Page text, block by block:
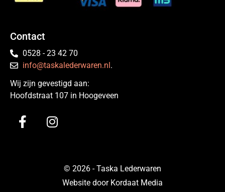
Contact
0528 - 23 42 70
info@taskalederwaren.nl .
Wij zijn gevestigd aan:
Hoofdstraat 107 in Hoogeveen
© 2026 - Taska Lederwaren
Website door Kordaat Media